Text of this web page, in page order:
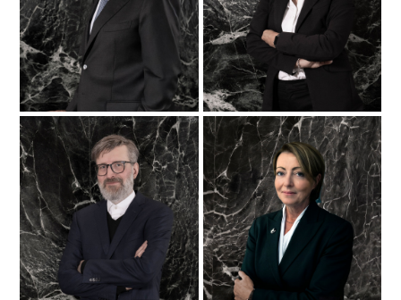
Massimiliano
Maestretti
Board member
Cristina Bernasconi
Rappresentante e
sviluppo commerciale